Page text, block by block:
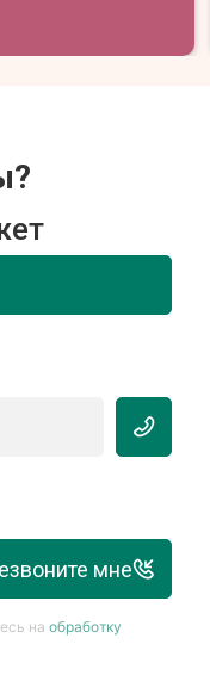
мне
наобработку